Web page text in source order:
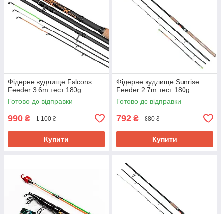
Фідерне вудлище Falcons
Feeder 3.6m тест 180g
Готово до відправки
990 ₴ 1 100 ₴
Купити
Фідерне вудлище Sunrise
Feeder 2.7m тест 180g
Готово до відправки
792 ₴ 880 ₴
Купити